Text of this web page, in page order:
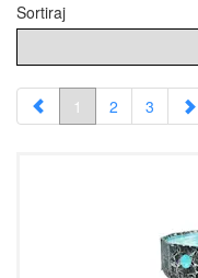
Sortiraj
1 2 3